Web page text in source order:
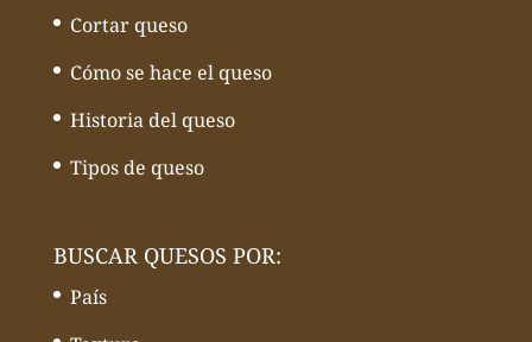
Cortar queso
Cómo se hace el queso
Historia del queso
Tipos de queso
BUSCAR QUESOS POR:
País